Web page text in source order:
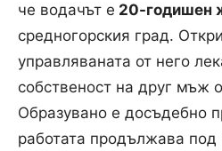
че водачът е 20-годишен
средногорския град.
управляваната от него
собственост на друг мъж
Образувано е досъдебно
работата продължава под